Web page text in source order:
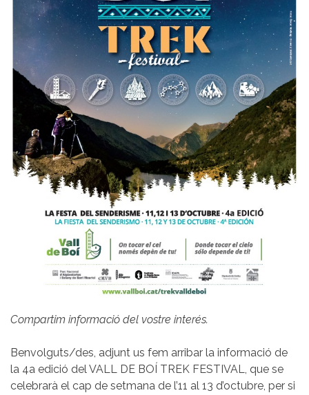
Compartim informació del vostre interés.
Benvolguts/des, adjunt us fem arribar la informació de
la 4a edició del VALL DE BOÍ TREK FESTIVAL, que se
celebrarà el cap de setmana de l’11 al 13 d’octubre, per si